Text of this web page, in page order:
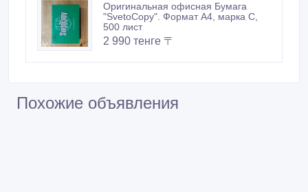
Оригинальная офисная Бумага
"SvetoCopy". Формат A4, марка С,
500 лист
2 990 тенге 〒
Похожие объявления